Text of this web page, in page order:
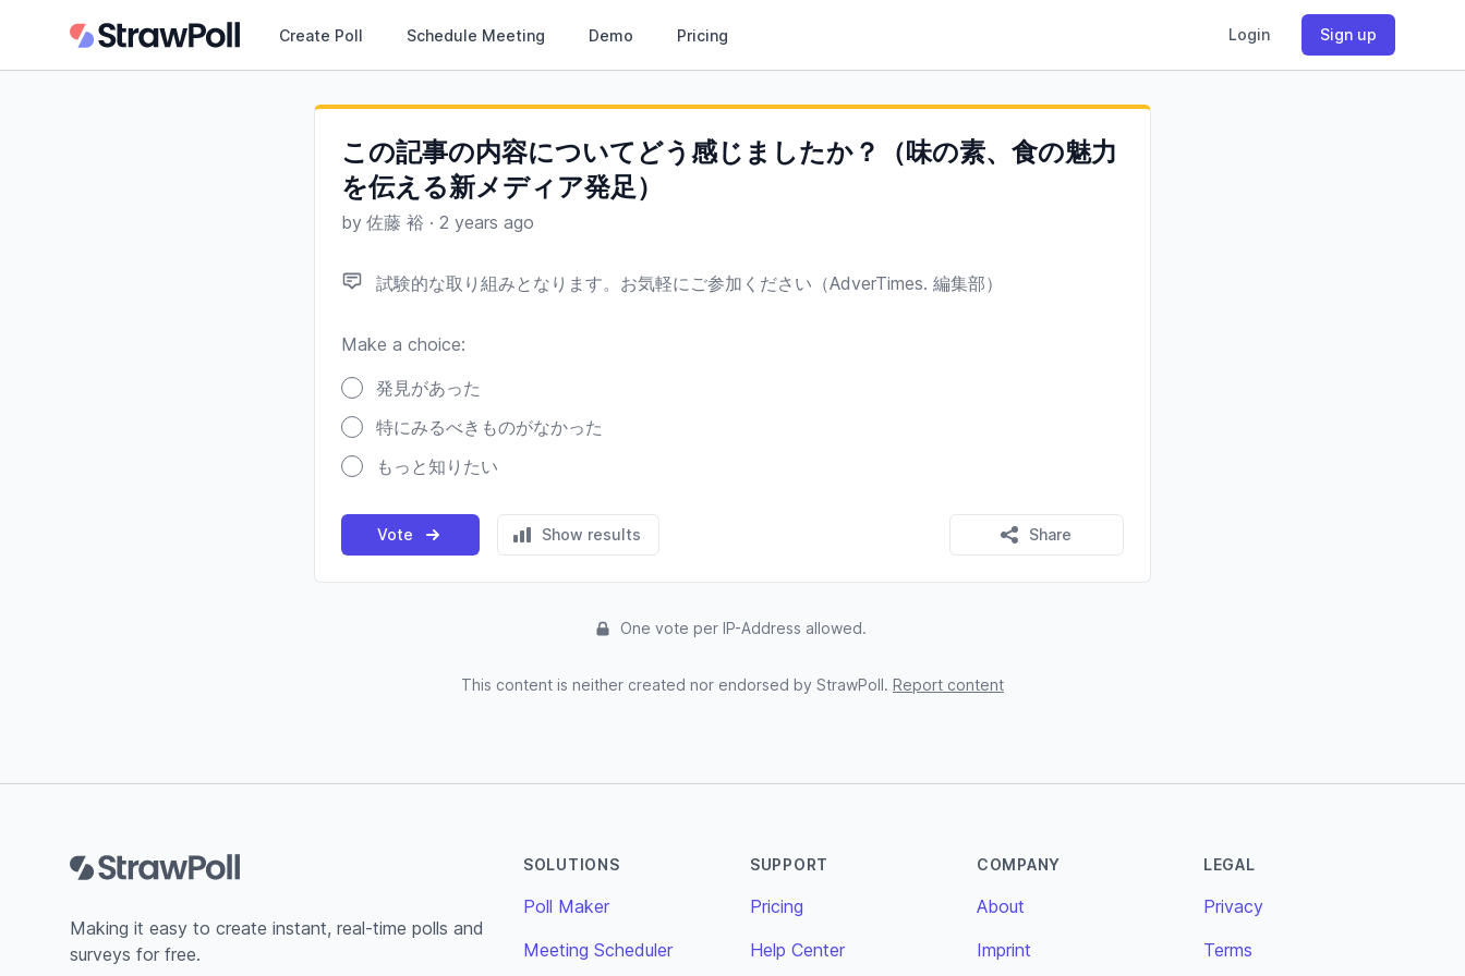
Create Poll Schedule Meeting Demo Pricing Login Sign up
この記事の内容についてどう感じましたか？（味の素、食の魅力
を伝える新メディア発足）
by 佐藤 裕 · 2 years ago
試験的な取り組みとなります。お気軽にご参加ください（AdverTimes. 編集部）
Make a choice:
発見があった
特にみるべきものがなかった
もっと知りたい
Vote Show results Share
One vote per IP-Address allowed.
This content is neither created nor endorsed by StrawPoll. Report content
Making it easy to create instant, real-time polls and
surveys for free.
SOLUTIONS
Poll Maker
Meeting Scheduler
SUPPORT
Pricing
Help Center
COMPANY
About
Imprint
LEGAL
Privacy
Terms